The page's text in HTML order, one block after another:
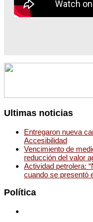
Ultimas noticias
Entregaron nueva
Accesibilidad
Vencimiento de
reducción del valor
Actividad petrolera:
cuando se presentó
Política